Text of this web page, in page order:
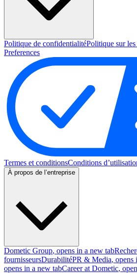
Politique de confidentialitéPolitique sur
Preferences
Termes et conditionsConditions
À propos de l’entreprise
Dometic Group, opens in a new tab
fournisseursDurabilitéPR & Media, opens
opens in a new tabCareer at Dometic,